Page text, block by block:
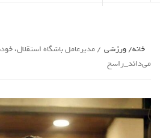
خانه ورزشی
مدیرعامل باشگاه استقلال،
می‌داند_راسخ